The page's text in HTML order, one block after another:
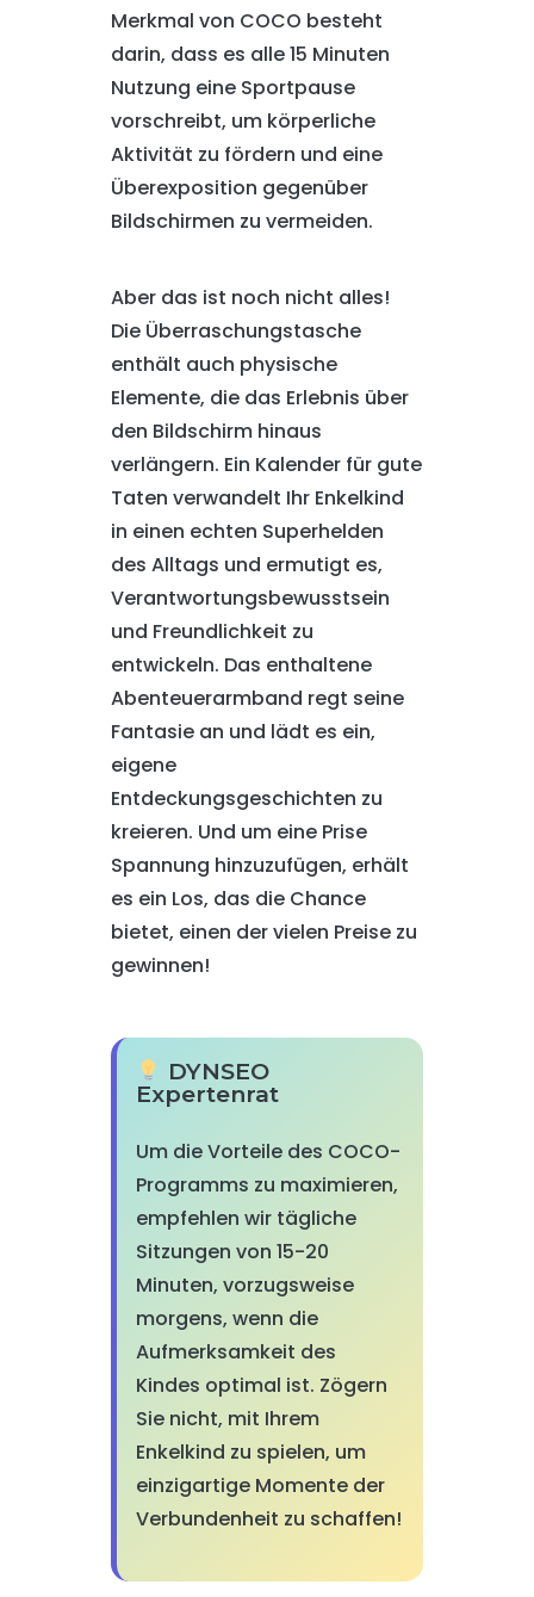
Merkmal von COCO besteht
darin, dass es alle 15 Minuten
Nutzung eine Sportpause
vorschreibt, um körperliche
Aktivität zu fördern und eine
Überexposition gegenüber
Bildschirmen zu vermeiden.
Aber das ist noch nicht alles!
Die Überraschungstasche
enthält auch physische
Elemente, die das Erlebnis über
den Bildschirm hinaus
verlängern. Ein Kalender für gute
Taten verwandelt Ihr Enkelkind
in einen echten Superhelden
des Alltags und ermutigt es,
Verantwortungsbewusstsein
und Freundlichkeit zu
entwickeln. Das enthaltene
Abenteuerarmband regt seine
Fantasie an und lädt es ein,
eigene
Entdeckungsgeschichten zu
kreieren. Und um eine Prise
Spannung hinzuzufügen, erhält
es ein Los, das die Chance
bietet, einen der vielen Preise zu
gewinnen!
DYNSEO
Expertenrat
Um die Vorteile des COCO-
Programms zu maximieren,
empfehlen wir tägliche
Sitzungen von 15-20
Minuten, vorzugsweise
morgens, wenn die
Aufmerksamkeit des
Kindes optimal ist. Zögern
Sie nicht, mit Ihrem
Enkelkind zu spielen, um
einzigartige Momente der
Verbundenheit zu schaffen!